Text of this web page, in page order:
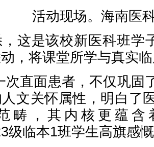
活动现场。海南医
是该校新医科班学子
，将课堂所学与真实
直面患者，不仅巩固
文关怀属性，明白了
畴，其内核更蕴含
级临本1班学生高旗感